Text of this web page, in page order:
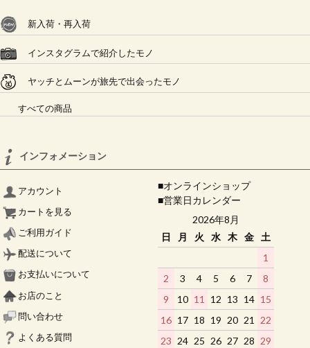
新入荷・再入荷
インスタグラムで紹介したモノ
ヤッチとムーンが旅先で出会ったモノ
すべての商品
インフォメーション
アカウント
カートを見る
ご利用ガイド
配送について
お支払いについて
お店のこと
問い合わせ
よくある質問
■オンラインショップ
■営業日カレンダー
2026年8月
日
月 火 水 木 金
土
1
2
3 4 5 6 7
8
9
10 11 12 13 14 15
16 17 18 19 20 21
22
23 24 25 26 27 28 29